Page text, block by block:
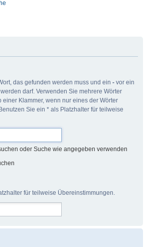
das gefunden werden muss und ein - vor ein
darf. Verwenden Sie mehrere Wörter
einer Klammer, wenn nur eines der Wörter
Sie ein * als Platzhalter für teilweise
oder Suche wie angegeben verwenden
für teilweise Übereinstimmungen.